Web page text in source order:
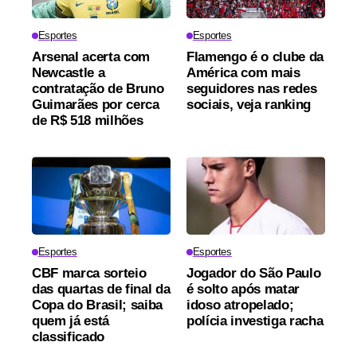
Esportes
Arsenal acerta com
Newcastle a
contratação de Bruno
Guimarães por cerca
de R$ 518 milhões
Esportes
Flamengo é o clube da
América com mais
seguidores nas redes
sociais, veja ranking
Esportes
CBF marca sorteio
das quartas de final da
Copa do Brasil; saiba
quem já está
classificado
Esportes
Jogador do São Paulo
é solto após matar
idoso atropelado;
polícia investiga racha